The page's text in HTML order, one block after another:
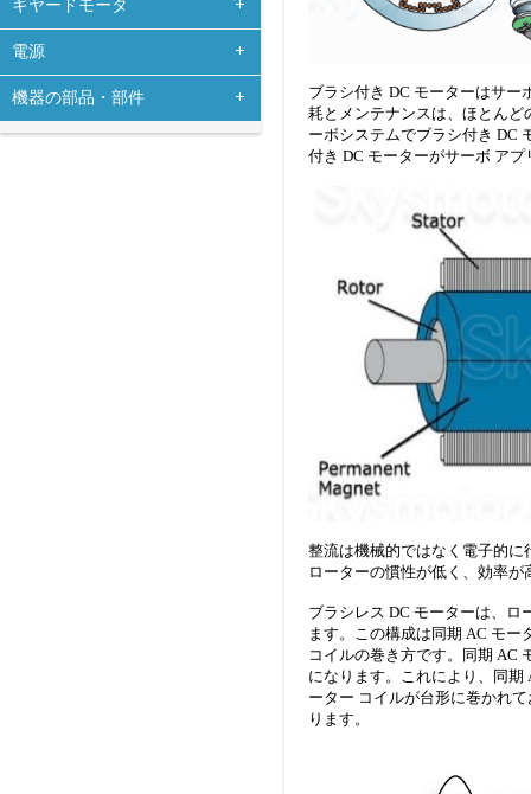
ギヤードモータ
電源
機器の部品・部件
ブラシ付き DC モーターはサ
耗とメンテナンスは、ほとん
ーボシステムでブラシ付き DC
付き DC モーターがサーボ ア
整流は機械的ではなく電子的に
ローターの慣性が低く、効率
ブラシレス DC モーターは、
ます。この構成は同期 AC モ
コイルの巻き方です。同期 AC
になります。これにより、同
ーター コイルが台形に巻かれ
ります。